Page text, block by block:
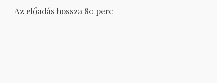
Az előadás hossza 80 perc